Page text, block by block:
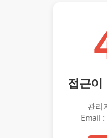
접근이
관리
Email